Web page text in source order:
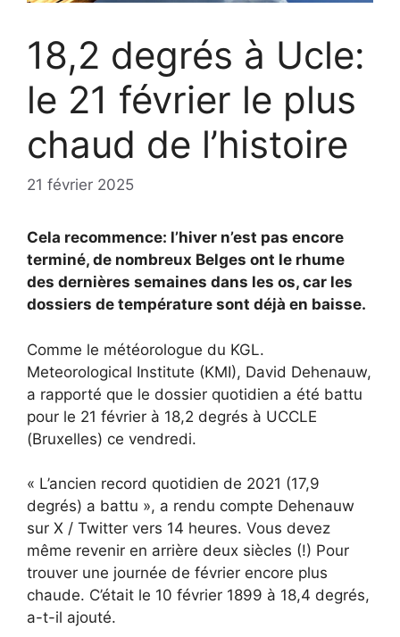
18,2 degrés à Ucle:
le 21 février le plus
chaud de l’histoire
21 février 2025
Cela recommence: l’hiver n’est pas encore
terminé, de nombreux Belges ont le rhume
des dernières semaines dans les os, car les
dossiers de température sont déjà en baisse.
Comme le météorologue du KGL.
Meteorological Institute (KMI), David Dehenauw,
a rapporté que le dossier quotidien a été battu
pour le 21 février à 18,2 degrés à UCCLE
(Bruxelles) ce vendredi.
« L’ancien record quotidien de 2021 (17,9
degrés) a battu », a rendu compte Dehenauw
sur X / Twitter vers 14 heures. Vous devez
même revenir en arrière deux siècles (!) Pour
trouver une journée de février encore plus
chaude. C’était le 10 février 1899 à 18,4 degrés,
a-t-il ajouté.